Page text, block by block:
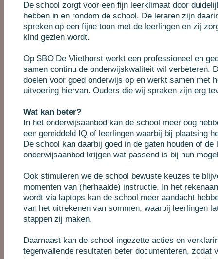
De school zorgt voor een fijn leerklimaat door
hebben in en rondom de school. De leraren zijn
spreken op een fijne toon met de leerlingen en zij
kind gezien wordt.
Op SBO De Vliethorst werkt een professioneel en
samen continu de onderwijskwaliteit wil verbeteren.
doelen voor goed onderwijs op en werkt samen met
uitvoering hiervan. Ouders die wij spraken zijn erg
Wat kan beter?
In het onderwijsaanbod kan de school meer oog
een gemiddeld IQ of leerlingen waarbij bij plaatsing
De school kan daarbij goed in de gaten houden of de
onderwijsaanbod krijgen wat passend is bij hun
Ook stimuleren we de school bewuste keuzes te
momenten van (herhaalde) instructie. In het
wordt via laptops kan de school meer aandacht
van het uitrekenen van sommen, waarbij leerlingen
stappen zij maken.
Daarnaast kan de school ingezette acties en
tegenvallende resultaten beter documenteren, zodat